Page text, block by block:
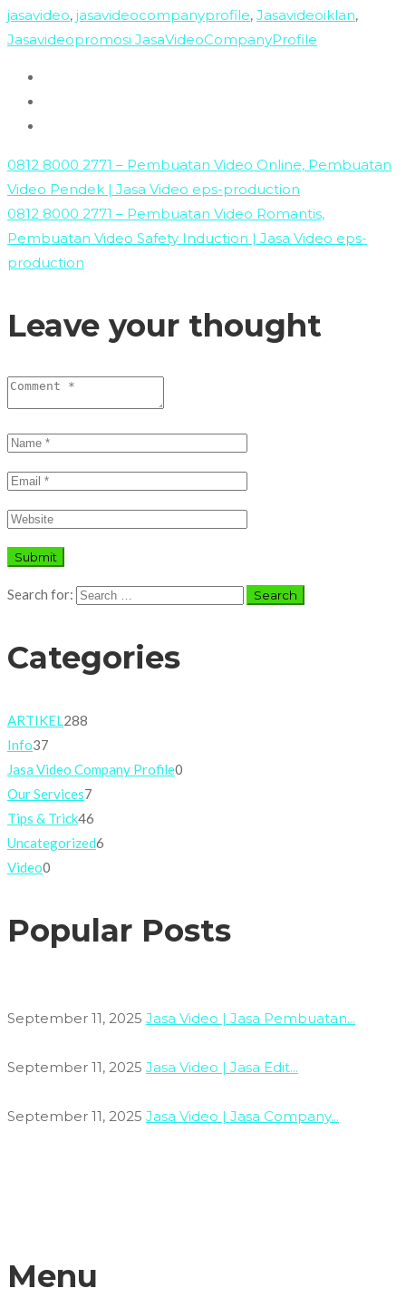
jasavideo, jasavideocompanyprofile, Jasavideoiklan,
Jasavideopromosi JasaVideoCompanyProfile
0812 8000 2771 – Pembuatan Video Online, Pembuatan
Video Pendek | Jasa Video eps-production
0812 8000 2771 – Pembuatan Video Romantis,
Pembuatan Video Safety Induction | Jasa Video eps-
production
Leave your thought
Search for:
Categories
ARTIKEL288
Info37
Jasa Video Company Profile0
Our Services7
Tips & Trick46
Uncategorized6
Video0
Popular Posts
September 11, 2025 Jasa Video | Jasa Pembuatan...
September 11, 2025 Jasa Video | Jasa Edit...
September 11, 2025 Jasa Video | Jasa Company...
Menu